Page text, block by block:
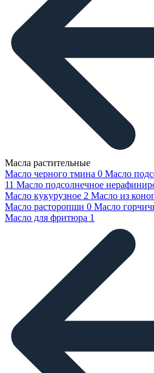
Масла растительные
Масло черного тмина 0 Масло
11 Масло подсолнечное
Масло кукурузное 2 Масло из
Масло расторопши 0 Масло
Масло для фритюра 1